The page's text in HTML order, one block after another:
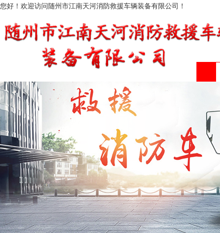
您好！欢迎访问随州市江南天河消防救援车辆装备有限公司！